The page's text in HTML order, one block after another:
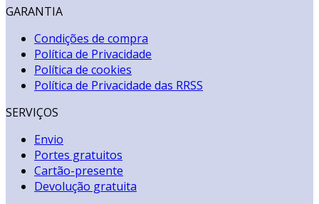
GARANTIA
Condições de compra
Política de Privacidade
Política de cookies
Política de Privacidade das RRSS
SERVIÇOS
Envio
Portes gratuitos
Cartão-presente
Devolução gratuita